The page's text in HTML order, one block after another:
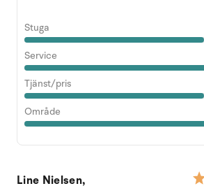
Stuga
Service
Tjänst/pris
Område
Line Nielsen,